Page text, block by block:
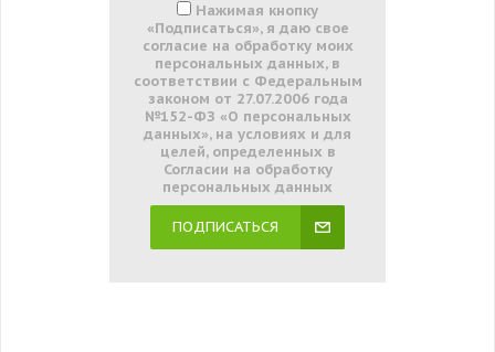
Нажимая кнопку
«Подписаться», я даю свое
согласие на обработку моих
персональных данных, в
соответствии с Федеральным
законом от 27.07.2006 года
№152-ФЗ «О персональных
данных», на условиях и для
целей, определенных в
Согласии на обработку
персональных данных
ПОДПИСАТЬСЯ